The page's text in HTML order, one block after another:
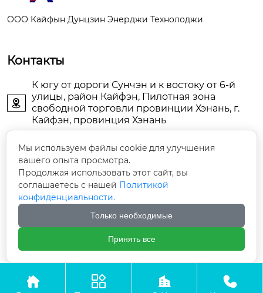
ООО Кайфын Дунцзин Энерджи Технолоджи
Контакты

К югу от дороги Сунчэн и к востоку от 6-й
улицы, район Кайфэн, Пилотная зона
свободной торговли провинции Хэнань, г.
Кайфэн, провинция Хэнань
 KFDJAIR@163.com
 +86-13903786044
 +86-13598785976

Авторское право©ООО Кайфын Дунцзин Энерджи
   
Мы используем файлы cookie для улучшения
вашего опыта просмотра.
Продолжая использовать этот сайт, вы
соглашаетесь с нашей Политикой
конфиденциальности.
Только необходимые
Принять все